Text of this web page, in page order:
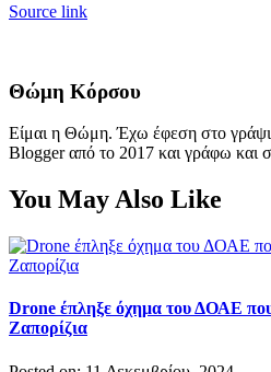
Source link
Θώμη Κόρσου
Είμαι η Θώμη. Έχω έφεση στο
Blogger από το 2017 και γράφω και
You May Also Like
Drone έπληξε όχημα του ΔΟΑΕ
Ζαπορίζια